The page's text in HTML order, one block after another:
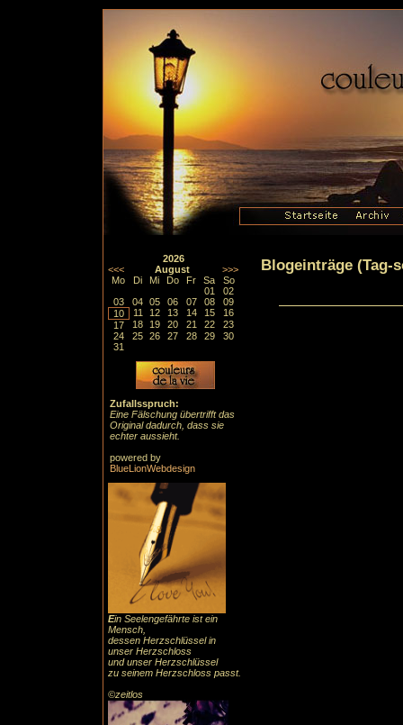
2026
<<<
August
>>>
Mo
Di Mi Do Fr Sa
So
01
02
03
04 05 06 07 08
09
10
11 12 13 14 15
16
17
18 19 20 21 22
23
24
25 26 27 28 29
30
31
Zufallsspruch:
Eine Fälschung übertrifft das
Original dadurch, dass sie
echter aussieht.
powered by
BlueLionWebdesign
Ein Seelengefährte ist ein
Mensch,
dessen Herzschlüssel in
unser Herzschloss
und unser Herzschlüssel
zu seinem Herzschloss passt.
©zeitlos
Blogeinträge (Tag-